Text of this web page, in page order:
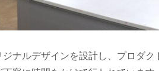
ナルデザインを設計し、プロダ